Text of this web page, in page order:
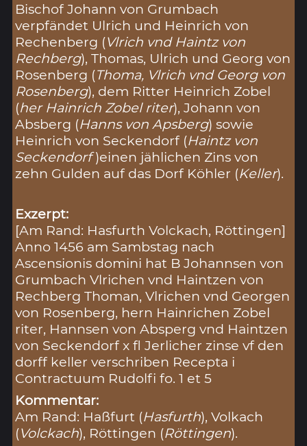
Bischof Johann von Grumbach
verpfändet Ulrich und Heinrich von
Rechenberg (Vlrich vnd Haintz von
Rechberg), Thomas, Ulrich und Georg von
Rosenberg (Thoma, Vlrich vnd Georg von
Rosenberg), dem Ritter Heinrich Zobel
(her Hainrich Zobel riter), Johann von
Absberg (Hanns von Apsberg) sowie
Heinrich von Seckendorf (Haintz von
Seckendorf)einen jählichen Zins von
zehn Gulden auf das Dorf Köhler (Keller).
Exzerpt:
[Am Rand: Hasfurth Volckach, Röttingen]
Anno 1456 am Sambstag nach
Ascensionis domini hat B Johannsen von
Grumbach Vlrichen vnd Haintzen von
Rechberg Thoman, Vlrichen vnd Georgen
von Rosenberg, hern Hainrichen Zobel
riter, Hannsen von Absperg vnd Haintzen
von Seckendorf x fl Jerlicher zinse vf den
dorff keller verschriben Recepta i
Contractuum Rudolfi fo. 1 et 5
Kommentar:
Am Rand: Haßfurt (Hasfurth), Volkach
(Volckach), Röttingen (Röttingen).